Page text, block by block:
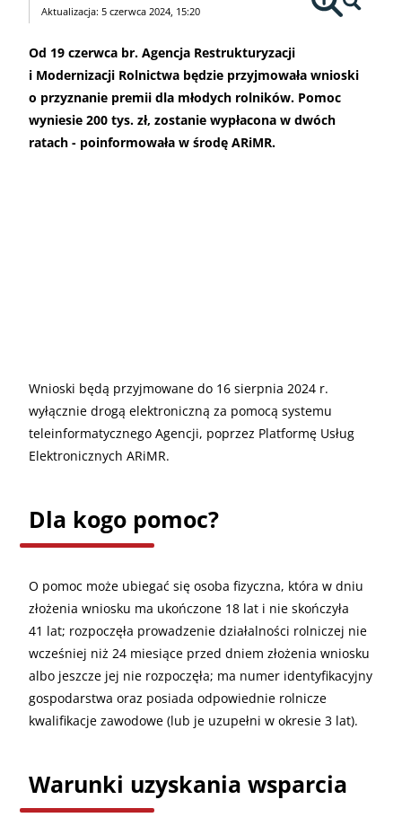
Aktualizacja: 5 czerwca 2024, 15:20
Od 19 czerwca br. Agencja Restrukturyzacji
i Modernizacji Rolnictwa będzie przyjmowała wnioski
o przyznanie premii dla młodych rolników. Pomoc
wyniesie 200 tys. zł, zostanie wypłacona w dwóch
ratach - poinformowała w środę ARiMR.
Wnioski będą przyjmowane do 16 sierpnia 2024 r.
wyłącznie drogą elektroniczną za pomocą systemu
teleinformatycznego Agencji, poprzez Platformę Usług
Elektronicznych ARiMR.
Dla kogo pomoc?
O pomoc może ubiegać się osoba fizyczna, która w dniu
złożenia wniosku ma ukończone 18 lat i nie skończyła
41 lat; rozpoczęła prowadzenie działalności rolniczej nie
wcześniej niż 24 miesiące przed dniem złożenia wniosku
albo jeszcze jej nie rozpoczęła; ma numer identyfikacyjny
gospodarstwa oraz posiada odpowiednie rolnicze
kwalifikacje zawodowe (lub je uzupełni w okresie 3 lat).
Warunki uzyskania wsparcia